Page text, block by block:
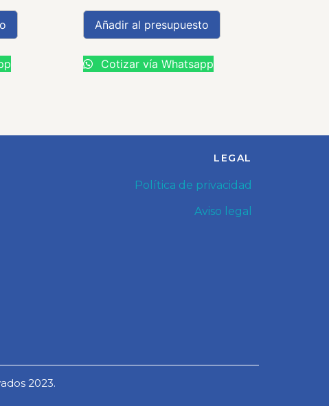
Añadir al presupuesto
Cotizar vía Whatsapp
LEGAL
Política de privacidad
Aviso legal
2023.